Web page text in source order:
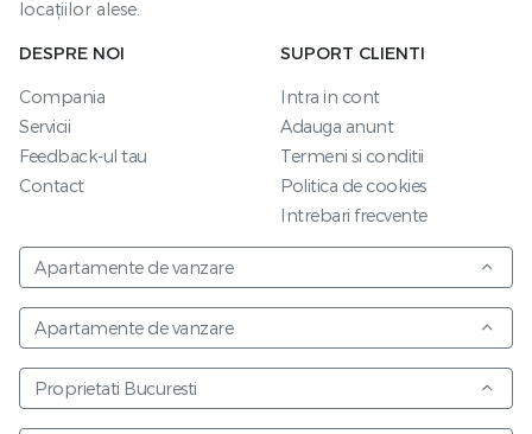
locațiilor alese.
DESPRE NOI
Compania
Servicii
Feedback-ul tau
Contact
SUPORT CLIENTI
Intra in cont
Adauga anunt
Termeni si conditii
Politica de cookies
Intrebari frecvente
Apartamente de vanzare
Apartamente de vanzare
Proprietati Bucuresti